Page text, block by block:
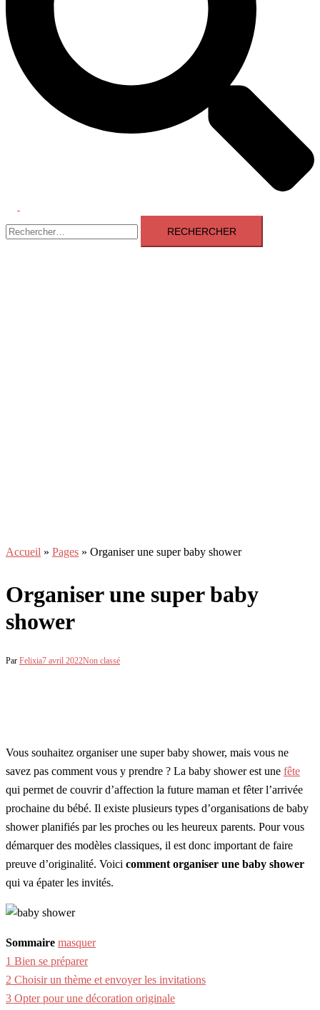
le
menu
Rechercher :
Accueil » Pages » Organiser une super baby shower
Organiser une super baby
shower
Par Felixia7 avril 2022Non classé
Vous souhaitez organiser une super baby shower, mais vous ne
savez pas comment vous y prendre ? La baby shower est une fête
qui permet de couvrir d’affection la future maman et fêter l’arrivée
prochaine du bébé. Il existe plusieurs types d’organisations de baby
shower planifiés par les proches ou les heureux parents. Pour vous
démarquer des modèles classiques, il est donc important de faire
preuve d’originalité. Voici comment organiser une baby shower
qui va épater les invités.
Sommaire masquer
1 Bien se préparer
2 Choisir un thème et envoyer les invitations
3 Opter pour une décoration originale